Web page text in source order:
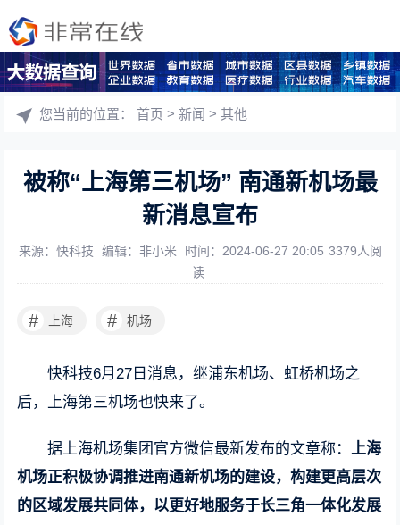
您当前的位置：首页 >新闻 >其他
被称“上海第三机场” 南通新机场最
新消息宣布
来源：快科技 编辑：非小米 时间：2024-06-27 20:05 3379人阅
读
# 上海 # 机场
快科技6月27日消息，继浦东机场、虹桥机场之
后，上海第三机场也快来了。
据上海机场集团官方微信最新发布的文章称：上海
机场正积极协调推进南通新机场的建设，构建更高层次
的区域发展共同体，以更好地服务于长三角一体化发展